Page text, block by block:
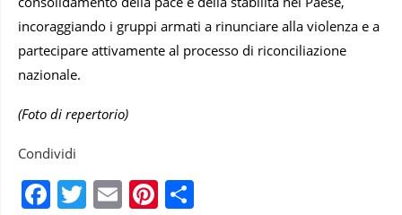
incoraggiando i gruppi armati a rinunciare alla violenza e a
partecipare attivamente al processo di riconciliazione
nazionale.
(Foto di repertorio)
Condividi
Facebook
Twitter
EmailPinterest